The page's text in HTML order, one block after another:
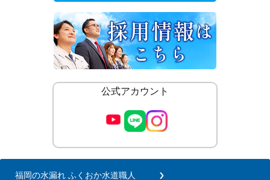
公式アカウント
福岡の水漏れ ふくおか水道職人